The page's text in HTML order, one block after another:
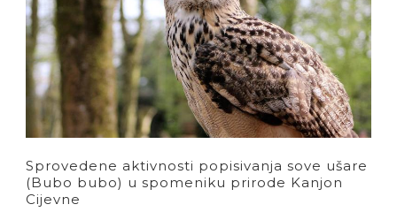
Sprovedene aktivnosti popisivanja sove ušare
(Bubo bubo) u spomeniku prirode Kanjon
Cijevne